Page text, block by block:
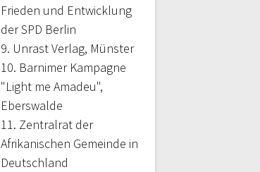
Frieden und Entwicklung
der SPD Berlin
9. Unrast Verlag, Münster
10. Barnimer Kampagne
"Light me Amadeu",
Eberswalde
11. Zentralrat der
Afrikanischen Gemeinde in
Deutschland